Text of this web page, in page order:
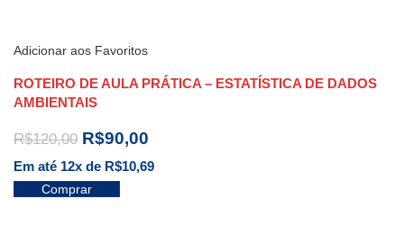
Adicionar aos Favoritos
ROTEIRO DE AULA PRÁTICA – ESTATÍSTICA DE DADOS
AMBIENTAIS
R$120,00 R$90,00
Em até 12x de R$10,69
Comprar